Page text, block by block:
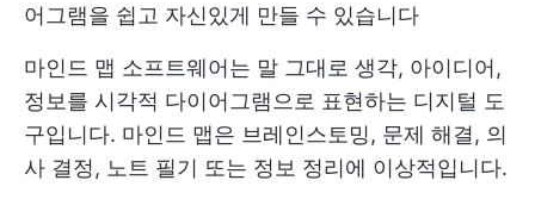
어그램을 쉽고 자신있게 만들 수 있습니다
마인드 맵 소프트웨어는 말 그대로 생각, 아이디어,
정보를 시각적 다이어그램으로 표현하는 디지털 도
구입니다. 마인드 맵은 브레인스토밍, 문제 해결, 의
사 결정, 노트 필기 또는 정보 정리에 이상적입니다.